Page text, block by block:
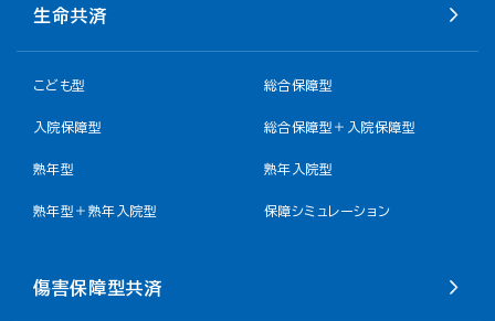
生命共済
こども型 総合保障型
入院保障型 総合保障型＋入院保障型
熟年型 熟年入院型
熟年型＋熟年入院型 保障シミュレーション
傷害保障型共済